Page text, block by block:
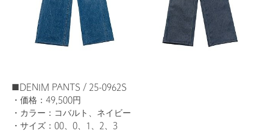
■DENIM PANTS / 25-0962S
・価格：49,500円
・カラー：コバルト、ネイビー
・サイズ：00、0、1、2、3